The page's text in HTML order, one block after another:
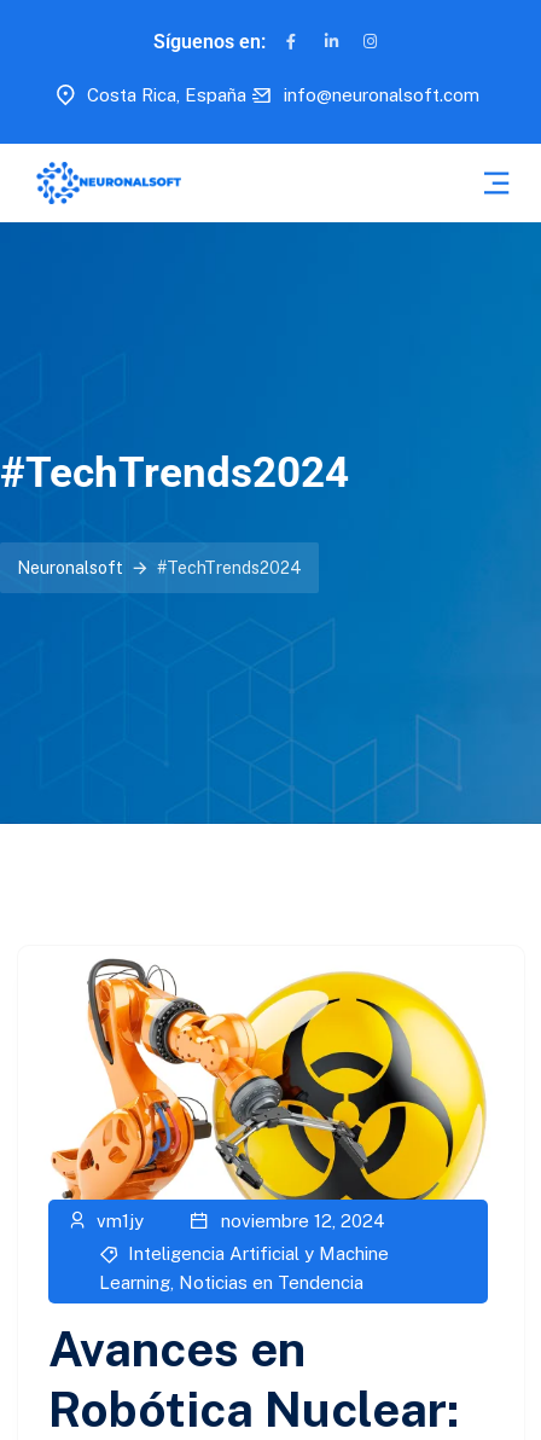
Síguenos en:
Costa Rica, España info@neuronalsoft.com
#TechTrends2024
Neuronalsoft #TechTrends2024
vm1jy
noviembre 12, 2024
Inteligencia Artificial y Machine
Learning, Noticias en Tendencia
Avances en
Robótica Nuclear: